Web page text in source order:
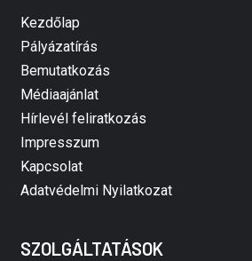
Kezdőlap
Pályázatírás
Bemutatkozás
Médiaajánlat
Hírlevél feliratkozás
Impresszum
Kapcsolat
Adatvédelmi Nyilatkozat
SZOLGÁLTATÁSOK